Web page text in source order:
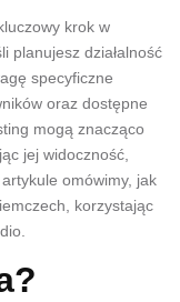
krok w
planujesz działalność
specyficzne
oraz dostępne
mogą znacząco
jej widoczność,
omówimy, jak
korzystając